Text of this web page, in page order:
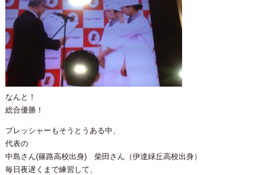
なんと！
総合優勝！
プレッシャーもそうとうある中、
代表の
中島さん(篠路高校出身) 柴田さん（伊達緑丘高校出身）
毎日夜遅くまで練習して、